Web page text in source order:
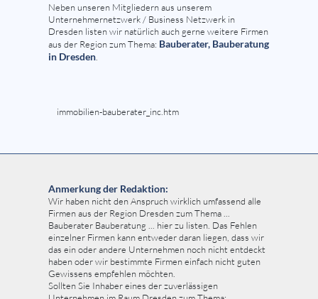
Neben unseren Mitgliedern aus unserem
Unternehmernetzwerk / Business Netzwerk in
Dresden listen wir natürlich auch gerne weitere Firmen
aus der Region zum Thema: Bauberater, Bauberatung
in Dresden
immobilien-bauberater_inc.htm
Anmerkung der Redaktion:
Wir haben nicht den Anspruch wirklich umfassend alle
Firmen aus der Region Dresden zum Thema ...
Bauberater Bauberatung ... hier zu listen. Das Fehlen
einzelner Firmen kann entweder daran liegen, dass wir
das ein oder andere Unternehmen noch nicht entdeckt
haben oder wir bestimmte Firmen einfach nicht guten
Gewissens empfehlen möchten.
Sollten Sie Inhaber eines der zuverlässigen